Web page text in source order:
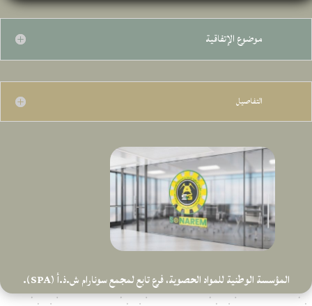
موضوع الإتفاقية
التفاصيل
المؤسسة الوطنية للمواد الحصوية، فرع تابع لمجمع سونارام ش.ذ.أ (SPA).